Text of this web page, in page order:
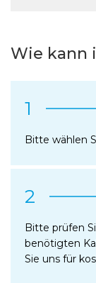
Wie kann
1
Bitte wählen
2
Bitte prüfen
benötigten
Sie uns für